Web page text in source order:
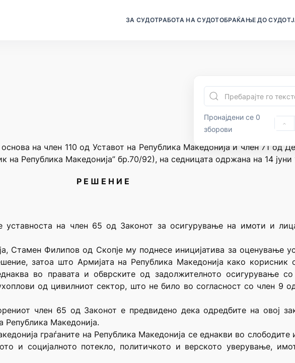
ЗА СУДОТРАБОТА НА СУДОТОБРАЌАЊЕ ДО СУДОТ
Пронајдени се 0
зборови
на член 110 од Уставот на Република Македонија и член 71 од
на Република Македонија” бр.70/92), на седницата одржана на 14
Р Е Ш Е Н И Е
на член 65 од Законот за осигурување на имоти и
Стамен Филипов од Скопје му поднесе иницијатива за оценување
затоа што Армијата на Република Македонија како корисник
во правата и обврските од задолжителното осигурување
од цивилниот сектор, што не било во согласност со член 9
член 65 од Законот е предвидено дека одредбите на овој
Република Македонија.
граѓаните на Република Македонија се еднакви во слободите
и социјалното потекло, политичкото и верското уверување,